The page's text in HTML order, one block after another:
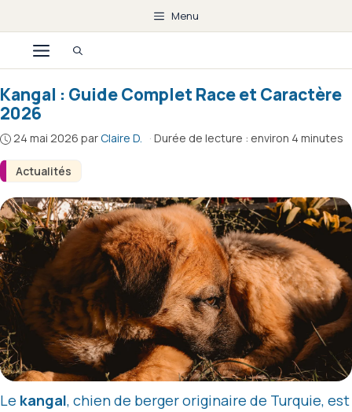
au
contenu
Menu
Menu
Actualités
Kangal : Guide Complet Race et Caractère
2026
24 mai 2026 par Claire D. · Durée de lecture : environ 4 minutes
Le kangal, chien de berger originaire de Turquie, est